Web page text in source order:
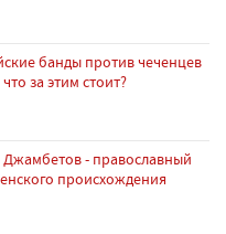
банды против чеченцев
за этим стоит?
Джамбетов - православный
происхождения